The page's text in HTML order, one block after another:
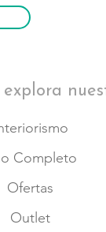
Completo
Ofertas
Outlet
explora